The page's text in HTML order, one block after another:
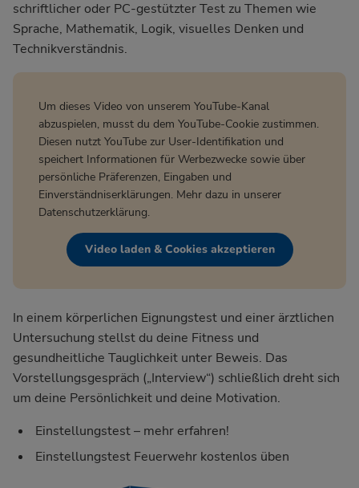
schriftlicher oder PC-gestützter Test zu Themen wie
Sprache, Mathematik, Logik, visuelles Denken und
Technikverständnis.
Um dieses Video von unserem YouTube-Kanal
abzuspielen, musst du dem YouTube-Cookie zustimmen.
Diesen nutzt YouTube zur User-Identifikation und
speichert Informationen für Werbezwecke sowie über
persönliche Präferenzen, Eingaben und
Einverständniserklärungen. Mehr dazu in unserer
Datenschutzerklärung.
Video laden & Cookies akzeptieren
In einem körperlichen Eignungstest und einer ärztlichen
Untersuchung stellst du deine Fitness und
gesundheitliche Tauglichkeit unter Beweis. Das
Vorstellungsgespräch („Interview“) schließlich dreht sich
um deine Persönlichkeit und deine Motivation.
Einstellungstest – mehr erfahren!
Einstellungstest Feuerwehr kostenlos üben